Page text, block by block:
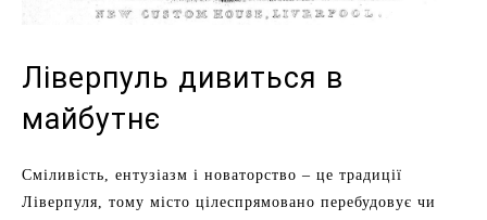
Ліверпуль дивиться в
майбутнє
Сміливість, ентузіазм і новаторство – це традиції
Ліверпуля, тому місто цілеспрямовано перебудовує чи